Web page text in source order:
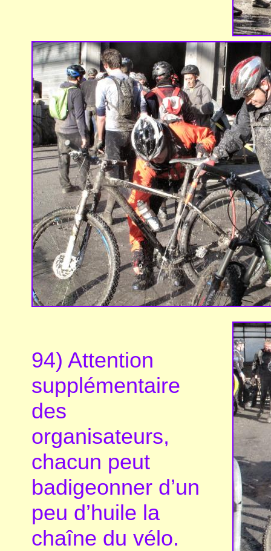
94) Attention
supplémentaire
des
organisateurs,
chacun peut
badigeonner d’un
peu d’huile la
chaîne du vélo.